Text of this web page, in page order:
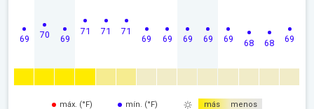
69 70 69
71 71 71
69 69 69 69 69 68 68 69
máx. (°F) mín. (°F) más menos